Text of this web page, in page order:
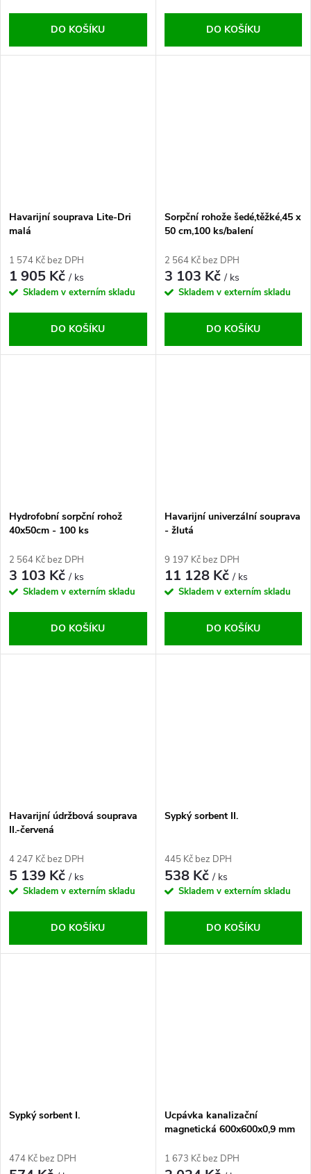
DO KOŠÍKU DO KOŠÍKU
Havarijní souprava Lite-Dri
malá
1 574 Kč bez DPH
1 905 Kč/ ks
Skladem v externím skladu
DO KOŠÍKU
Sorpční rohože šedé,těžké,45 x
50 cm,100 ks/balení
2 564 Kč bez DPH
3 103 Kč/ ks
Skladem v externím skladu
DO KOŠÍKU
Hydrofobní sorpční rohož
40x50cm - 100 ks
2 564 Kč bez DPH
3 103 Kč/ ks
Skladem v externím skladu
DO KOŠÍKU
Havarijní univerzální souprava
- žlutá
9 197 Kč bez DPH
11 128 Kč/ ks
Skladem v externím skladu
DO KOŠÍKU
Havarijní údržbová souprava
II.-červená
4 247 Kč bez DPH
5 139 Kč/ ks
Skladem v externím skladu
DO KOŠÍKU
Sypký sorbent II.
445 Kč bez DPH
538 Kč/ ks
Skladem v externím skladu
DO KOŠÍKU
Sypký sorbent I.
474 Kč bez DPH
Ucpávka kanalizační
magnetická 600x600x0,9 mm
1 673 Kč bez DPH